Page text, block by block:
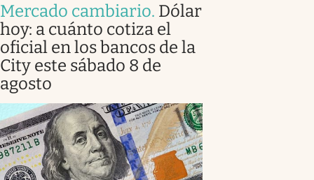
Mercado cambiario. Dólar
hoy: a cuánto cotiza el
oficial en los bancos de la
City este sábado 8 de
agosto